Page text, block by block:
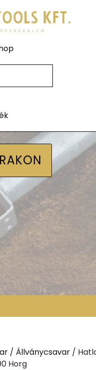
/ Állványcsavar /
Horg